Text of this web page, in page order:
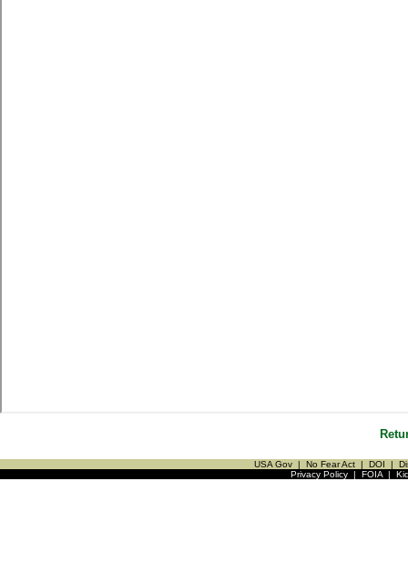
USA Gov | No Fear Act | DOI |
Privacy Policy| FOIA|